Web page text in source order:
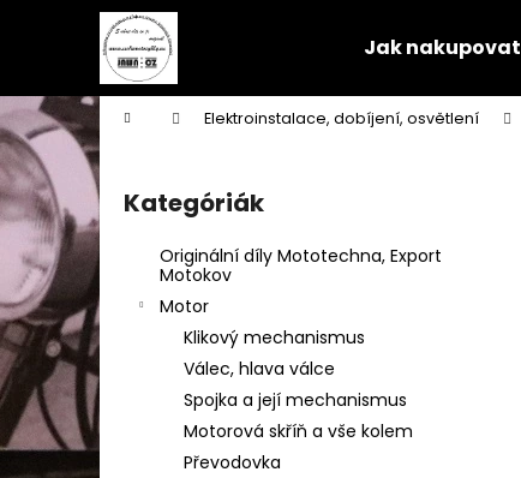
tartalomhoz
Jak nakupovat
KezdőlapElektroinstalace, dobíjení, osvětlení
O
l
d
a
s
ó
p
a
n
Kategóriák
átugrása
Kategóriák
Originální díly Mototechna, Export
Motokov
Motor
Klikový mechanismus
Válec, hlava válce
Spojka a její mechanismus
Motorová skříň a vše kolem
Převodovka
á
r
Vissza
a boltba
Vissza
a boltba